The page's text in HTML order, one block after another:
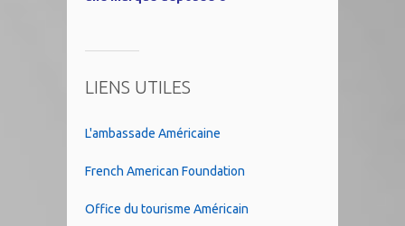
LIENS UTILES
L'ambassade Américaine
French American Foundation
Office du tourisme Américain